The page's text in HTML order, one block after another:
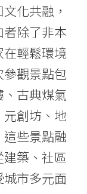
化共融，
除了非本
輕鬆環境
觀景點包
古典煤氣
創坊、地
些景點融
築、社區
市多元面